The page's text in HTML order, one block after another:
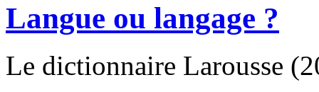
Langue ou langage ?
Le dictionnaire Larousse